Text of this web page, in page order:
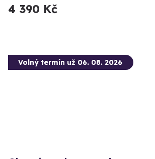
4 390 Kč
Volný termín už 06. 08. 2026